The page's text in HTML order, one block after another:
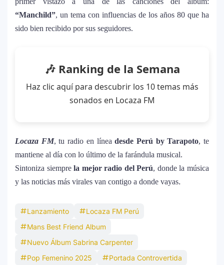
“Manchild”, un tema con influencias de los años 80 que ha
sido bien recibido por sus seguidores.
🎶 Ranking de la Semana
Haz clic aquí para descubrir los 10 temas más
sonados en Locaza FM
Locaza FM, tu radio en líneadesde Perú by Tarapoto, te
mantiene al día con lo último de la farándula musical.
Sintoniza siemprela mejor radio del Perú, donde la música
y las noticias más virales van contigo a donde vayas.
Lanzamiento
Locaza FM Perú
Mans Best Friend Album
Nuevo Álbum Sabrina Carpenter
Pop Femenino 2025
Portada Controvertida